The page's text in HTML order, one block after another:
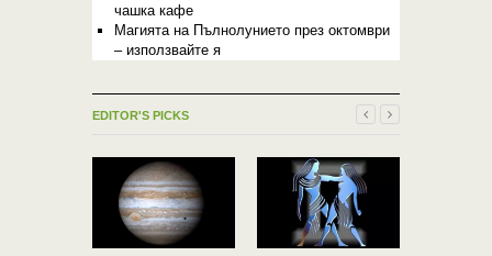
чашка кафе
Магията на Пълнолунието през октомври
– използвайте я
EDITOR'S PICKS